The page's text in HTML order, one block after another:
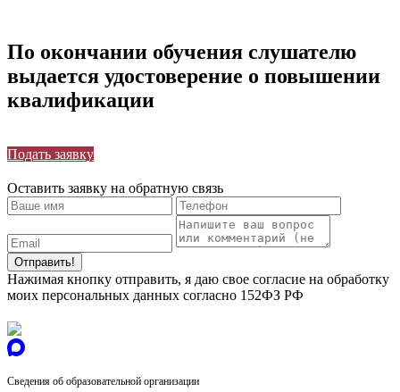
По окончании обучения слушателю
выдается удостоверение о повышении
квалификации
Подать заявку
Оставить заявку на обратную связь
Нажимая кнопку отправить, я даю свое согласие на обработку
моих персональных данных согласно 152ФЗ РФ
Сведения об образовательной организации